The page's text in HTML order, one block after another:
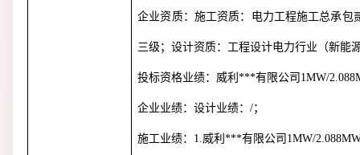
企业资质：施工资质：电力工程施工总承包
三级；设计资质：工程设计电力行业（新能
投标资格业绩：威利***有限公司 1MW/
企业业绩：设计业绩：/；
施工业绩： 1. 威利***有限公司 1MW/